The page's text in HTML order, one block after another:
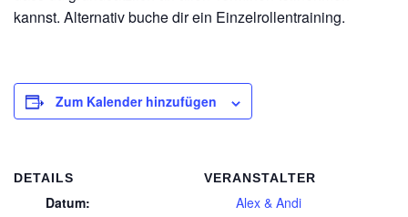
kannst. Alternativ buche dir ein Einzelrollentraining.
Zum Kalender hinzufügen
DETAILS
Datum:
VERANSTALTER
Alex & Andi